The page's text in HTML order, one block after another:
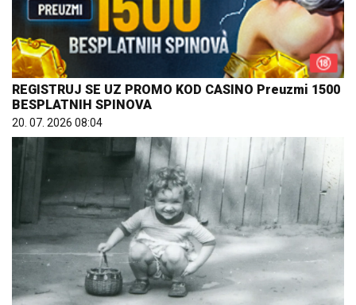
REGISTRUJ SE UZ PROMO KOD CASINO Preuzmi 1500
BESPLATNIH SPINOVA
20. 07. 2026 08:04